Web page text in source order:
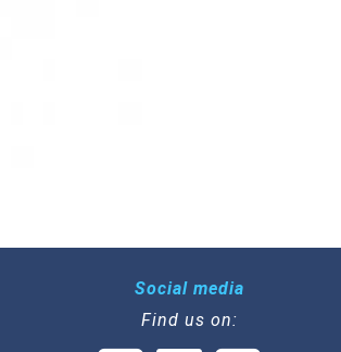
Social media
Find us on: